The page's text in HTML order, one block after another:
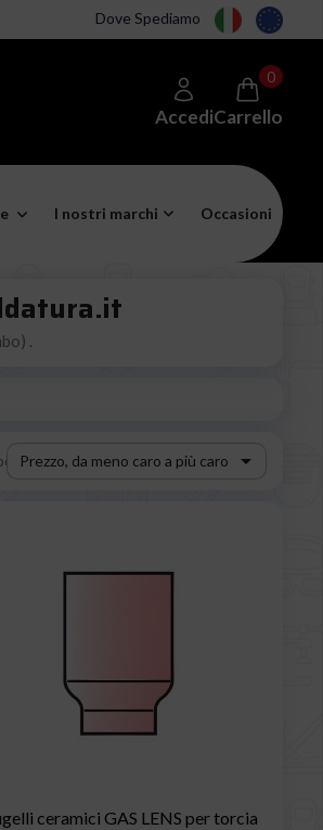
Dove Spediamo
AccediCarrello
0
I nostri marchi Occasioni
.
Prezzo, da meno caro a più caro 
ceramici GAS LENS per torcia